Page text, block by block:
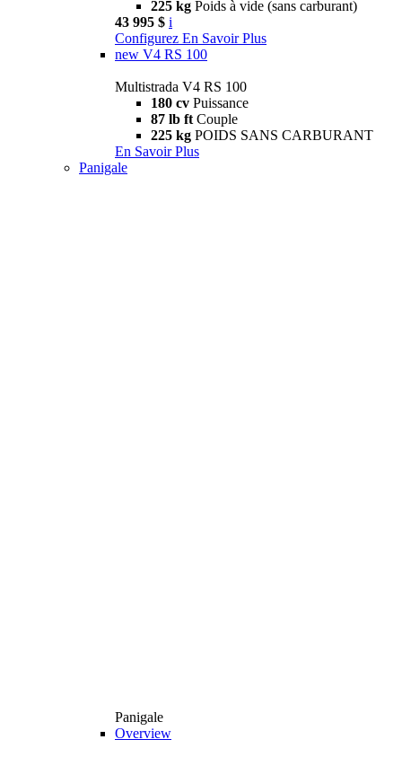
225 kg Poids à vide (sans carburant)
43 995 $ i
Configurez En Savoir Plus
new V4 RS 100
Multistrada V4 RS 100
180 cv Puissance
87 lb ft Couple
225 kg POIDS SANS CARBURANT
En Savoir Plus
Panigale
Panigale
Overview